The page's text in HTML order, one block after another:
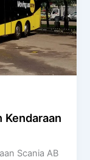
Kendaraan
Scania AB